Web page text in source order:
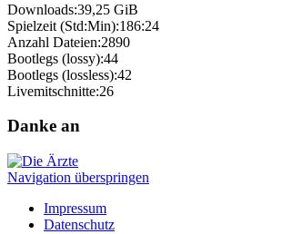
Downloads:39,25 GiB
Spielzeit (Std:Min):186:24
Anzahl Dateien:2890
Bootlegs (lossy):44
Bootlegs (lossless):42
Livemitschnitte:26
Danke an
Navigation überspringen
Impressum
Datenschutz